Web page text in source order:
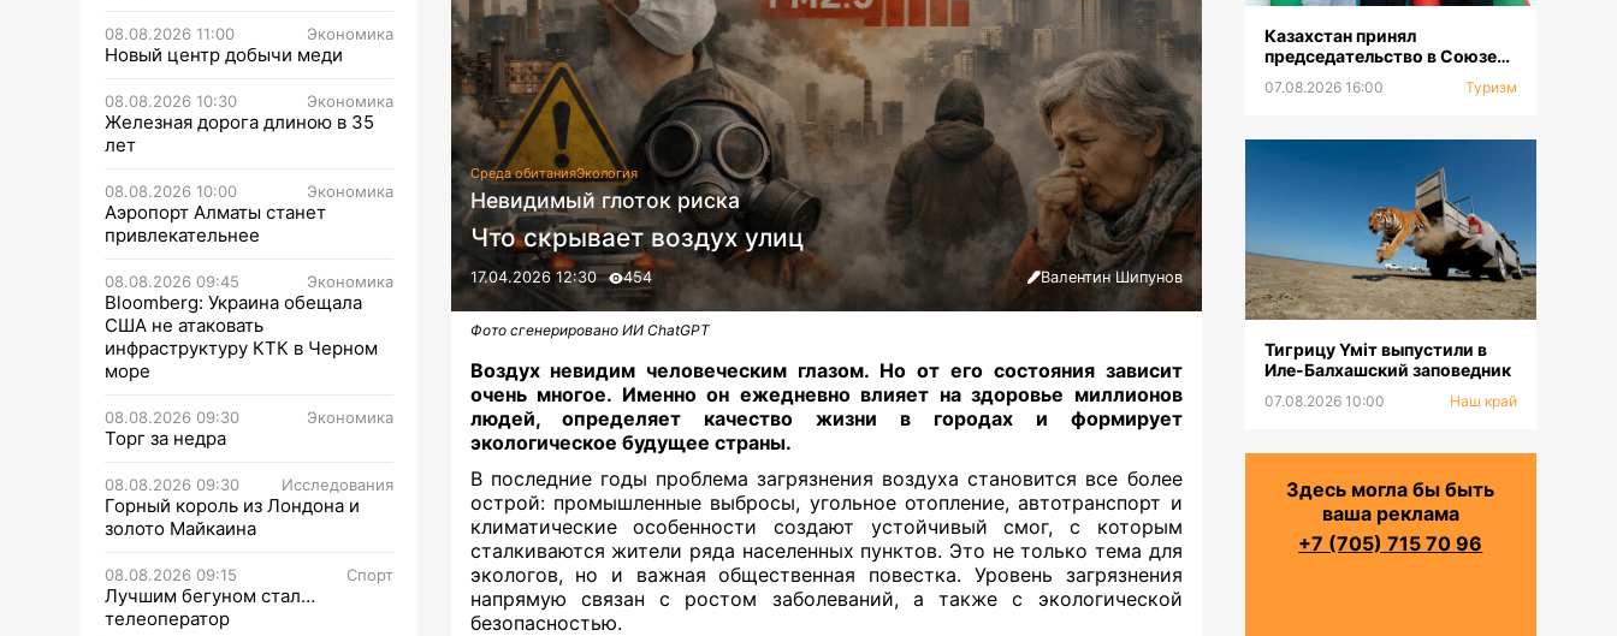
08.08.2026 11:00 Экономика
Новый центр добычи меди
08.08.2026 10:30 Экономика
Железная дорога длиною в 35
лет
08.08.2026 10:00 Экономика
Аэропорт Алматы станет
привлекательнее
08.08.2026 09:45 Экономика
Bloomberg: Украина обещала
США не атаковать
инфраструктуру КТК в Черном
море
08.08.2026 09:30 Экономика
Торг за недра
08.08.2026 09:30 Исследования
Горный король из Лондона и
золото Майкаина
08.08.2026 09:15 Спорт
Лучшим бегуном стал…
телеоператор
Среда обитанияЭкология
Невидимый глоток риска
Что скрывает воздух улиц
17.04.2026 12:30 454 Валентин Шипунов
Фото сгенерировано ИИ ChatGPT
Воздух невидим человеческим глазом. Но от его состояния зависит
очень многое. Именно он ежедневно влияет на здоровье миллионов
людей, определяет качество жизни в городах и формирует
экологическое будущее страны.
В последние годы проблема загрязнения воздуха становится все более
острой: промышленные выбросы, угольное отопление, автотранспорт и
климатические особенности создают устойчивый смог, с которым
сталкиваются жители ряда населенных пунктов. Это не только тема для
экологов, но и важная общественная повестка. Уровень загрязнения
напрямую связан с ростом заболеваний, а также с экологической
безопасностью.
Казахстан принял
председательство в Союзе
курортов
07.08.2026 16:00 Туризм
Тигрицу Үміт выпустили в
Иле-Балхашский заповедник
07.08.2026 10:00 Наш край
Здесь могла бы быть
ваша реклама
+7 (705) 715 70 96